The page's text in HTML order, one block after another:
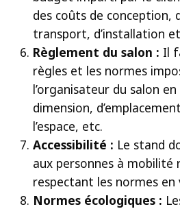
des coûts de conception,
transport, d’installation
Règlement du salon : Il
règles et les normes
l’organisateur du salon
dimension,
l’espace, etc.
Accessibilité : Le stand
aux personnes à mobilité
respectant les normes en
Normes écologiques :